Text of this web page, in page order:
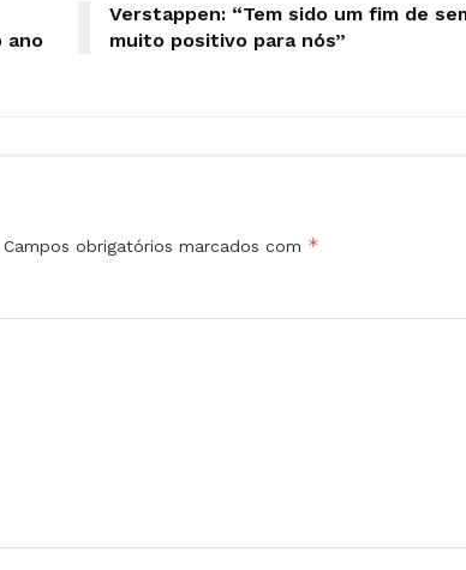
ano
Verstappen: “Tem sido um fim de
muito positivo para nós”
Campos obrigatórios marcados com *